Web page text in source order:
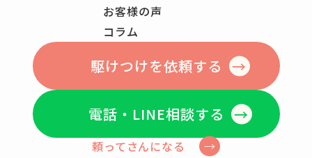
お客様の声
コラム
駆けつけを依頼する
電話・LINE相談する
頼ってさんになる